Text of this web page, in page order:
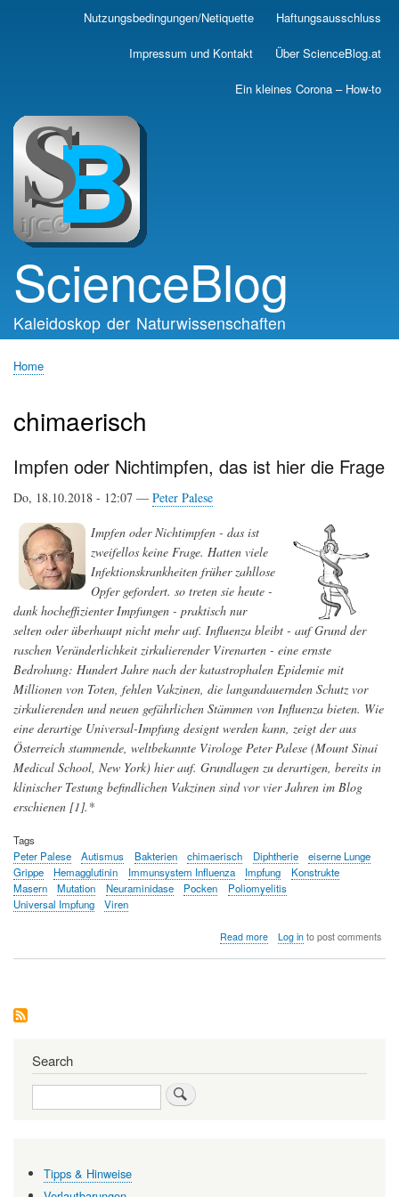
Skip
main
Nutzungsbedingungen/Netiquette Haftungsausschluss
Impressum und Kontakt Über ScienceBlog.at
Ein kleines Corona – How-to
ScienceBlog
Kaleidoskop der Naturwissenschaften
Home
chimaerisch
Impfen oder Nichtimpfen, das ist hier die Frage
Do, 18.10.2018 - 12:07 — Peter Palese
Impfen oder Nichtimpfen - das ist
zweifellos keine Frage. Hatten viele
Infektionskrankheiten früher zahllose
Opfer gefordert. so treten sie heute -
dank hocheffizienter Impfungen - praktisch nur
selten oder überhaupt nicht mehr auf. Influenza bleibt - auf Grund der
raschen Veränderlichkeit zirkulierender Virenarten - eine ernste
Bedrohung: Hundert Jahre nach der katastrophalen Epidemie mit
Millionen von Toten, fehlen Vakzinen, die langandauernden Schutz vor
zirkulierenden und neuen gefährlichen Stämmen von Influenza bieten. Wie
eine derartige Universal-Impfung designt werden kann, zeigt der aus
Österreich stammende, weltbekannte Virologe Peter Palese (Mount Sinai
Medical School, New York) hier auf. Grundlagen zu derartigen, bereits in
klinischer Testung befindlichen Vakzinen sind vor vier Jahren im Blog
erschienen [1].*
Tags
Peter Palese
Autismus Bakterien chimaerisch Diphtherie
eiserne Lunge
Grippe
Hemagglutinin Immunsystem Influenza Impfung
Konstrukte
Masern
Mutation Neuraminidase Pocken
Poliomyelitis
Universal Impfung
Viren
Read moreabout
Log into post comments
Search
Search
Tipps & Hinweise